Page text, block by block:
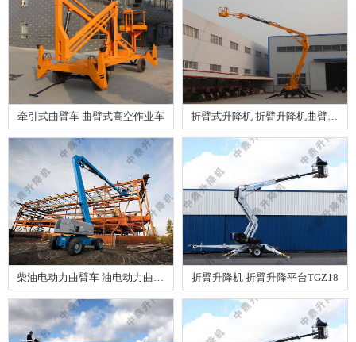
牵引式曲臂车 曲臂式高空作业车 折臂式升降机 折臂升降机曲臂升降机
柴油电动力曲臂车 油电动力曲臂车GTZZ14 折臂升降机 折臂升降平台TGZ18